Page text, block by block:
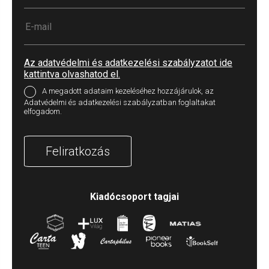
Az adatvédelmi és adatkezelési szabályzatot ide
kattintva olvashatod el.
A megadott adataim kezeléséhez hozzájárulok, az
Adatvédelmi és adatkezelési szabályzatban foglaltakat
elfogadom.
Feliratkozás
Kiadócsoport tagjai